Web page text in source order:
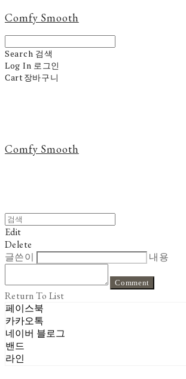
Comfy Smooth
Search 검색
Log In 로그인
Cart장바구니
Comfy Smooth
Edit
Delete
글쓴이
내용
Comment
Return To List
페이스북
카카오톡
네이버 블로그
밴드
라인